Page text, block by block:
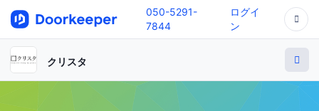
050-5291-
7844
ログイ
ン
クリスタ